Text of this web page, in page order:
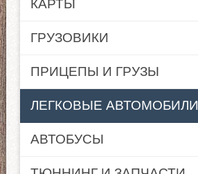
КАРТЫ
ГРУЗОВИКИ
ПРИЦЕПЫ И ГРУЗЫ
ЛЕГКОВЫЕ АВТОМОБИЛИ
АВТОБУСЫ